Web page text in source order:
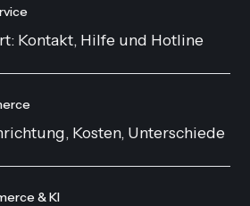
Kontakt, Hilfe und Hotline
Kosten, Unterschiede
& KI